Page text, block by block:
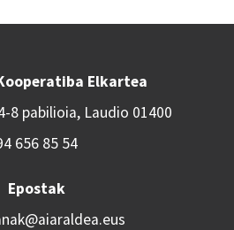
Elkartea
8 pabilioia, Laudio 01400
656 85 54
Epostak